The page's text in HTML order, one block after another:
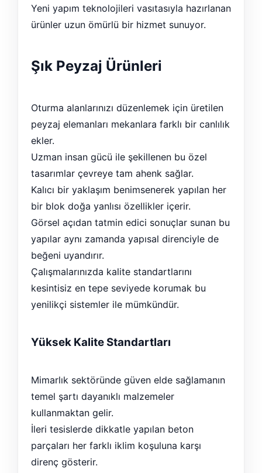
Yeni yapım teknolojileri vasıtasıyla hazırlanan
ürünler uzun ömürlü bir hizmet sunuyor.
Şık Peyzaj Ürünleri
Oturma alanlarınızı düzenlemek için üretilen
peyzaj elemanları mekanlara farklı bir canlılık
ekler.
Uzman insan gücü ile şekillenen bu özel
tasarımlar çevreye tam ahenk sağlar.
Kalıcı bir yaklaşım benimsenerek yapılan her
bir blok doğa yanlısı özellikler içerir.
Görsel açıdan tatmin edici sonuçlar sunan bu
yapılar aynı zamanda yapısal direnciyle de
beğeni uyandırır.
Çalışmalarınızda kalite standartlarını
kesintisiz en tepe seviyede korumak bu
yenilikçi sistemler ile mümkündür.
Yüksek Kalite Standartları
Mimarlık sektöründe güven elde sağlamanın
temel şartı dayanıklı malzemeler
kullanmaktan gelir.
İleri tesislerde dikkatle yapılan beton
parçaları her farklı iklim koşuluna karşı
direnç gösterir.